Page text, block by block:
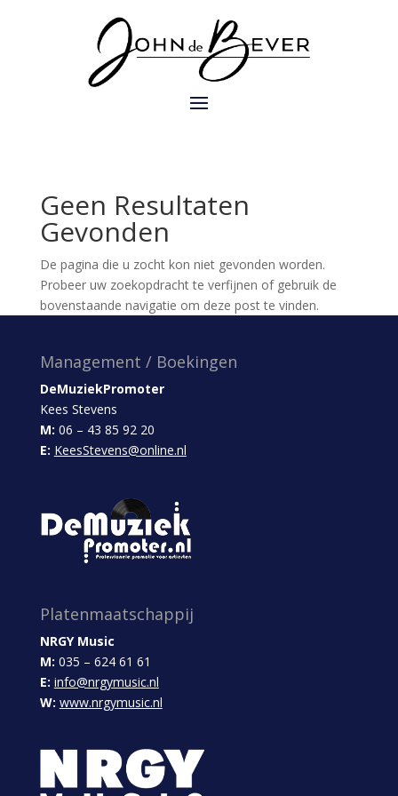
Geen Resultaten
Gevonden
De pagina die u zocht kon niet gevonden worden.
Probeer uw zoekopdracht te verfijnen of gebruik de
bovenstaande navigatie om deze post te vinden.
Management / Boekingen
DeMuziekPromoter
Kees Stevens
M: 06 – 43 85 92 20
E: KeesStevens@online.nl
Platenmaatschappij
NRGY Music
M: 035 – 624 61 61
E: info@nrgymusic.nl
W: www.nrgymusic.nl